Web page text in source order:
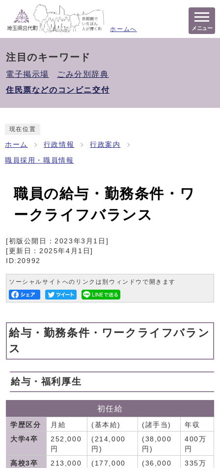
ホームへ メニュー
注目のキーワード
電子掲示場
ごみ分別辞典
住民票などのコンビニ交付
現在位置
ホーム 行政情報 行政案内
職員採用・職員情報
職員の給与・勤務条件・ワ
ークライフバランス
[初版公開日：2023年3月1日 ]
[更新日： 2025年4月1日]
ID:20992
ソーシャルサイトへのリンクは別ウィンドウで開きます
給与・勤務条件・ワークライフバラン
ス
給与・福利厚生
初任給
学歴区分 月給 (基本給) (諸手当)
年収
大学4卒
252,000
円
(214,000
円)
(38,000
円)
400万
円
高校3卒
213,000
(177,000
(36,000
335万